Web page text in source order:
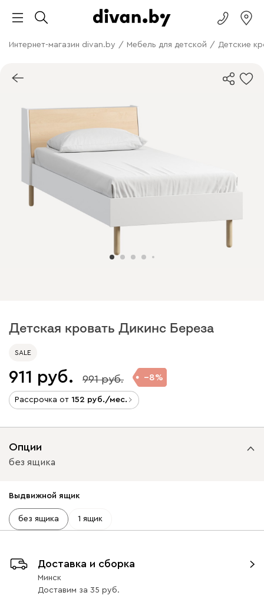
Интернет-магазин divan.by / Мебель для детской / Детские
Детская кровать Дикинс Береза
SALE
911 991 8
Рассрочка от 152 /мес.
Опции
без ящика
Выдвижной ящик
без ящика 1 ящик
Доставка и сборка
Минск
Доставим за 35